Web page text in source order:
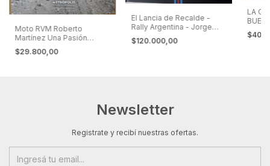
Moto RVM Roberto
Martínez Una Pasión
Convertida en Marca
$29.800,00
El Lancia de Recalde -
Rally Argentina - Jorge
Recalde
$120.000,00
LA
Newsletter
Registrate y recibí nuestras ofertas.